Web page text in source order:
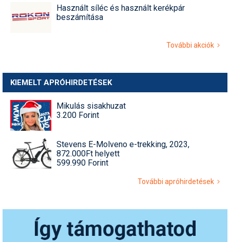
Használt síléc és használt kerékpár
beszámítása
További akciók
KIEMELT APRÓHIRDETÉSEK
Mikulás sisakhuzat
3.200 Forint
Stevens E-Molveno e-trekking, 2023,
872.000Ft helyett
599.990 Forint
További apróhirdetések